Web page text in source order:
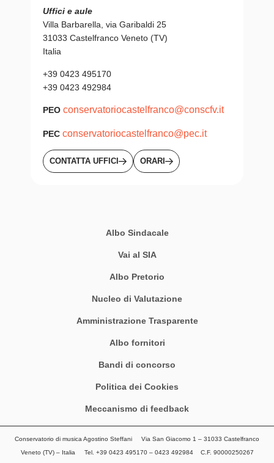
Uffici e aule
Villa Barbarella, via Garibaldi 25
31033 Castelfranco Veneto (TV)
Italia
+39 0423 495170
+39 0423 492984
PEO conservatoriocastelfranco@conscfv.it
PEC conservatoriocastelfranco@pec.it
CONTATTA UFFICI ORARI
Albo Sindacale
Vai al SIA
Albo Pretorio
Nucleo di Valutazione
Amministrazione Trasparente
Albo fornitori
Bandi di concorso
Politica dei Cookies
Meccanismo di feedback
Conservatorio di musica Agostino Steffani Via San Giacomo 1 – 31033 Castelfranco
Veneto (TV) – Italia Tel. +39 0423 495170 – 0423 492984 C.F. 90000250267